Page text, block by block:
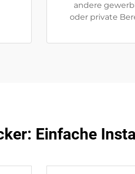
andere
oder private
Einfache